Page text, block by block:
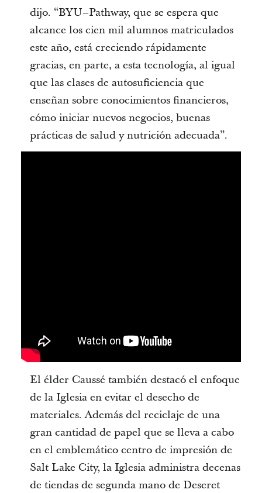
dijo. “BYU–Pathway, que se espera que
alcance los cien mil alumnos matriculados
este año, está creciendo rápidamente
gracias, en parte, a esta tecnología, al igual
que las clases de autosuficiencia que
enseñan sobre conocimientos financieros,
cómo iniciar nuevos negocios, buenas
prácticas de salud y nutrición adecuada”.
El élder Caussé también destacó el enfoque
de la Iglesia en evitar el desecho de
materiales. Además del reciclaje de una
gran cantidad de papel que se lleva a cabo
en el emblemático centro de impresión de
Salt Lake City, la Iglesia administra decenas
de tiendas de segunda mano de Deseret